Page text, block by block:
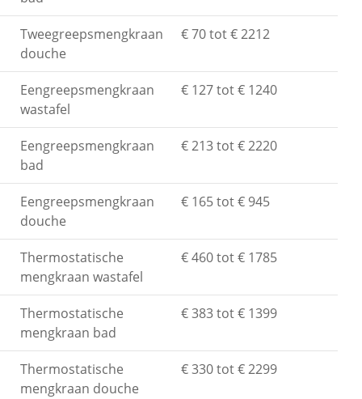
Tweegreepsmengkraan
douche
€ 70 tot € 2212
Eengreepsmengkraan
wastafel
€ 127 tot € 1240
Eengreepsmengkraan
bad
€ 213 tot € 2220
Eengreepsmengkraan
douche
€ 165 tot € 945
Thermostatische
mengkraan wastafel
€ 460 tot € 1785
Thermostatische
mengkraan bad
€ 383 tot € 1399
Thermostatische
mengkraan douche
€ 330 tot € 2299